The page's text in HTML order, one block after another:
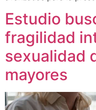
Estudio
fragilidad
sexualidad
mayores